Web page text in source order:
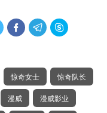
  
惊奇女士 惊奇队长
漫威 漫威影业